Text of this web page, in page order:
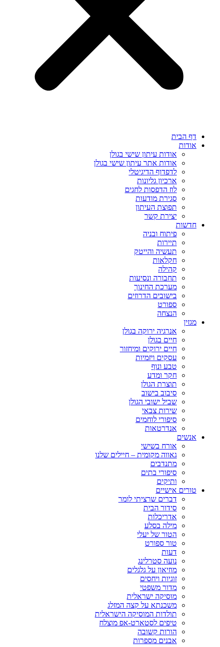
דף הבית
אודות
אודות עיתון שישי בגולן
אודות אתר עיתון שישי בגולן
לדפדוף הדיגיטלי
ארכיון גליונות
לוז הדפסות לחגים
סגירת מודעות
תפוצת העיתון
יצירת קשר
חדשות
פיתוח ובניה
תיירות
תעשיה והייטק
חקלאות
קהילה
תחבורה ונסיעות
מערכת החינוך
בישובים הדרוזים
ספורט
הנצחה
מגזין
אנרגיה ירוקה בגולן
חיים בגולן
חיים ירוקים ומיחזור
עסקים ויזמיות
טבע ונוף
חקר ומדע
תוצרת הגולן
סיבוב בישוב
שביל ישובי הגולן
שירות צבאי
סיפורי לוחמים
אנדרטאות
אנשים
אורח בשישי
גאווה מקומית – חיילים שלנו
מתנדבים
סיפורי בתים
ותיקים
טורים אישיים
דברים שרציתי לומר
סידור הבית
אדריכלות
מילה בסלע
הטור של יעלי
טור ספורט
דעות
נועה סטרלינג
מוזיאון על גלגלים
זוגיות ויחסים
מדור משפטי
מוסיקה ישראלית
משכנתא על קצה המזלג
תולדות המוסיקה הישראלית
טיפים לסטארט-אפ מוצלח
הורות קשובה
אבנים מספרות